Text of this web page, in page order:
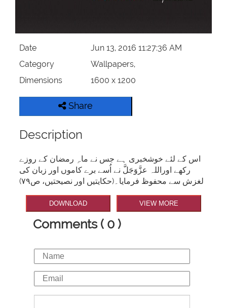
Date
Jun 13, 2016 11:27:36 AM
Category
Wallpapers,
Dimensions
1600 x 1200
Share
Description
اس کے لئے خوشخبری ہے جس نے ماہِ رمضان کے روزے
رکھے اوراللہ عزَّوَجَلَّ نے اُسے برے کاموں اور زبان کی
لغزش سے محفوظ فرمایا۔(حکایتیں اور نصیحتیں، ص۷۹)
DOWNLOAD VIEW MORE
Comments ( 0 )